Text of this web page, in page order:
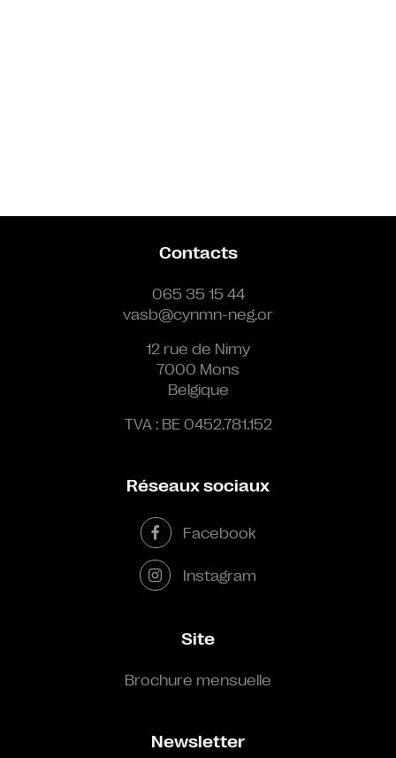
Contacts
065 35 15 44
vasb@cynmn-neg.or
12 rue de Nimy
7000 Mons
Belgique
TVA : BE 0452.781.152
Réseaux sociaux
Facebook
Instagram
Site
Brochure mensuelle
Newsletter